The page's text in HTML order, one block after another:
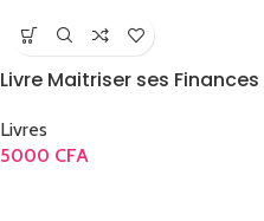
Livre Maitriser ses Finances
Livres
5000 CFA